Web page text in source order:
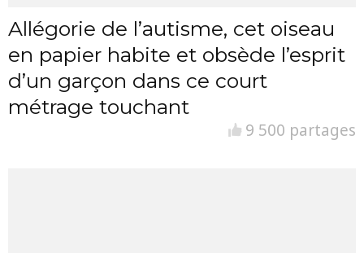
Allégorie de l’autisme, cet oiseau
en papier habite et obsède l’esprit
d’un garçon dans ce court
métrage touchant
9 500 partages